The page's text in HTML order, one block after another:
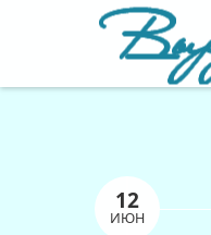
12
ИЮН